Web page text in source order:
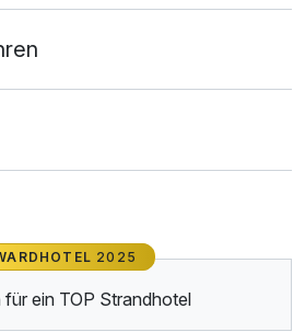
494,50 €
2025
für ein TOP Strandhotel